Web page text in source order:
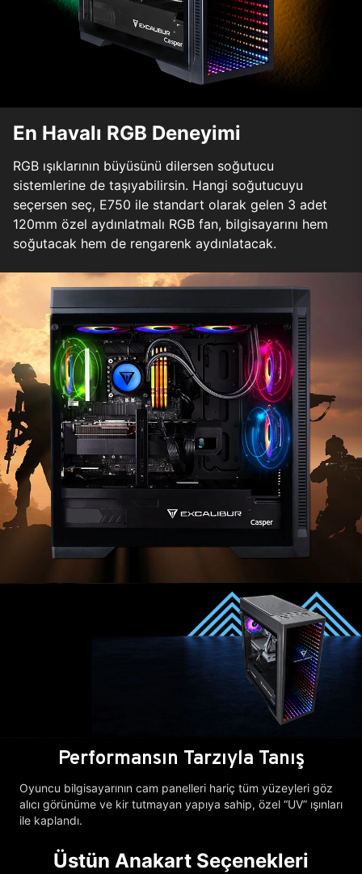
En Havalı RGB Deneyimi
RGB ışıklarının büyüsünü dilersen soğutucu
sistemlerine de taşıyabilirsin. Hangi soğutucuyu
seçersen seç, E750 ile standart olarak gelen 3 adet
120mm özel aydınlatmalı RGB fan, bilgisayarını hem
soğutacak hem de rengarenk aydınlatacak.
Performansın Tarzıyla Tanış
Oyuncu bilgisayarının cam panelleri hariç tüm yüzeyleri göz
alıcı görünüme ve kir tutmayan yapıya sahip, özel “UV” ışınları
ile kaplandı.
Üstün Anakart Seçenekleri